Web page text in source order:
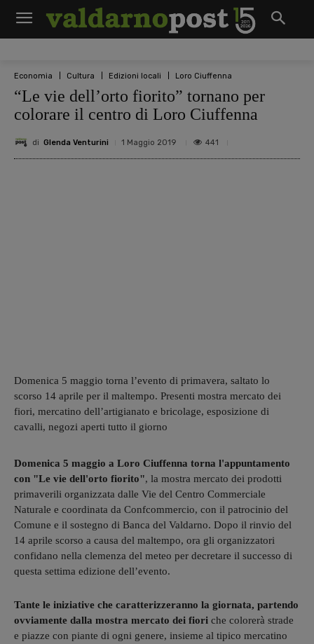
Economia Cultura Edizioni locali Loro Ciuffenna
“Le vie dell’orto fiorito” tornano per
colorare il centro di Loro Ciuffenna
di Glenda Venturini 1 Maggio 2019 441
Domenica 5 maggio torna l’evento di primavera, saltato lo
scorso 14 aprile per il maltempo. Presenti mostra mercato dei
fiori, mercatino dell’artigianato e bricolage, esposizione di
cavalli, negozi aperti tutto il giorno
Domenica 5 maggio a Loro Ciuffenna torna l'appuntamento
con "Le vie dell'orto fiorito", la mostra mercato dei prodotti
primaverili organizzata dalle Vie del Centro Commerciale
Naturale e coordinata da Confcommercio, con il patrocinio del
Comune e il sostegno di Banca del Valdarno. Dopo il rinvio del
14 aprile scorso a causa del maltempo, ora gli organizzatori
confidano nella clemenza del meteo per decretare il successo di
questa settima edizione dell’evento.
Tante le iniziative che caratterizzeranno la giornata, partendo
ovviamente dalla mostra mercato dei fiori che colorerà strade
e piazze con piante di ogni genere, insieme al tipico mercatino